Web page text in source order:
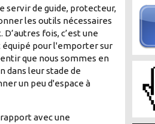
servir de guide, protecteur,
les outils nécessaires
fois, c’est une
équipé pour l'emporter sur
que nous sommes en
dans leur stade de
un peu d'espace à
avec une